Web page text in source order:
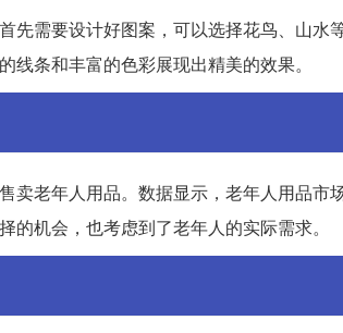
先需要设计好图案，可以选择花鸟、山水
条和丰富的色彩展现出精美的效果。
卖老年人用品。数据显示，老年人用品市
机会，也考虑到了老年人的实际需求。